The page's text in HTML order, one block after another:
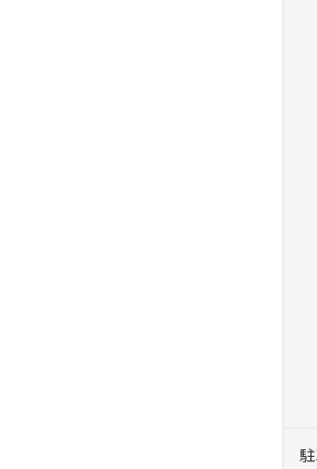
※
※
施
詳
ホ
（
お